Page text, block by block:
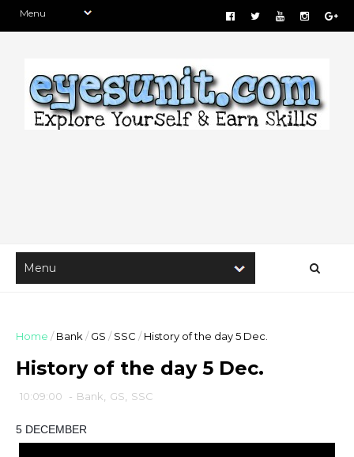
Home / Bank / GS / SSC / History of the day 5 Dec.
History of the day 5 Dec.
10:09:00 - Bank GS SSC
5 DECEMBER